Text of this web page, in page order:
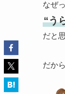
なぜ
“う
だと
だか